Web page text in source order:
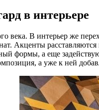
в интерьере
века. В интерьер же
Акценты
формы, а еще
а уже к ней